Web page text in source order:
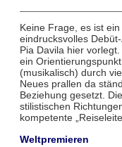
Keine Frage, es ist
eindrucksvolles
Pia Davila hier
ein
(musikalisch) durch
Neues prallen da
Beziehung gesetzt.
stilistischen
kompetente
Weltpremieren